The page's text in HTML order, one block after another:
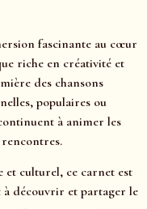
fascinante au cœur
riche en créativité et
des chansons
populaires ou
à animer les
et culturel, ce carnet est
découvrir et partager le